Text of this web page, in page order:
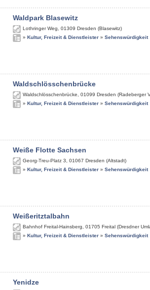
Waldpark Blasewitz
Lothringer Weg 01309 Dresden (Blasewitz)
» Kultur, Freizeit & Dienstleister » Sehenswürdigkeit
Waldschlösschenbrücke
Waldschlösschenbrücke 01099 Dresden (Radeberger
» Kultur, Freizeit & Dienstleister » Sehenswürdigkeit
Weiße Flotte Sachsen
Georg-Treu-Platz 3 01067 Dresden (Altstadt)
» Kultur, Freizeit & Dienstleister » Sehenswürdigkeit
Weißeritztalbahn
Bahnhof Freital-Hainsberg 01705 Freital (Dresdner
» Kultur, Freizeit & Dienstleister » Sehenswürdigkeit
Yenidze